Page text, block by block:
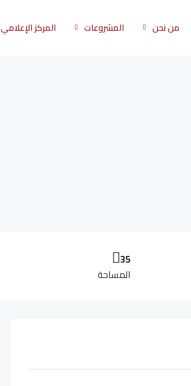
من نحن المشروعات المركز الإعلامي
35
المساحة